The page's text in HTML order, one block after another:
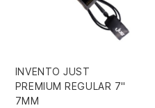
INVENTO JUST
PREMIUM REGULAR 7"
7MM